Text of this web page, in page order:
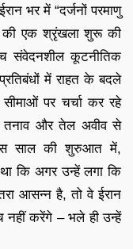
भर में “दर्जनों परमाणु
की एक श्रृंखला शुरू की
संवेदनशील कूटनीतिक
में राहत के बदले
सीमाओं पर चर्चा कर रहे
तनाव और तेल अवीव से
साल की शुरुआत में,
था कि अगर उन्हें लगा कि
आसन्न है, तो वे ईरान
नहीं करेंगे – भले ही उन्हें